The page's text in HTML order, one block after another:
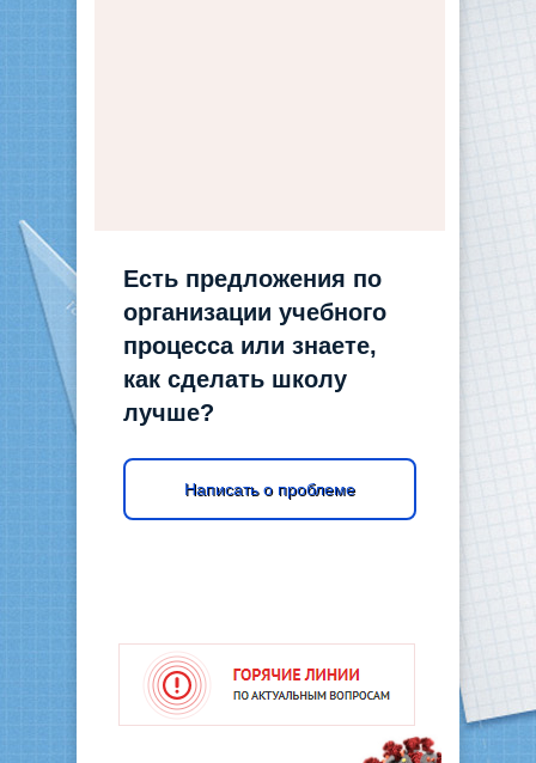
Есть предложения по
организации учебного
процесса или знаете,
как сделать школу
лучше?
Написать о проблеме